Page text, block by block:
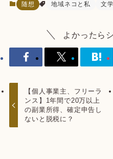
随想 地域ネコと私 文学
よかったら
【個人事業主、フリーラ
ンス】1年間で20万以上
の副業所得、確定申告し
ないと脱税に？